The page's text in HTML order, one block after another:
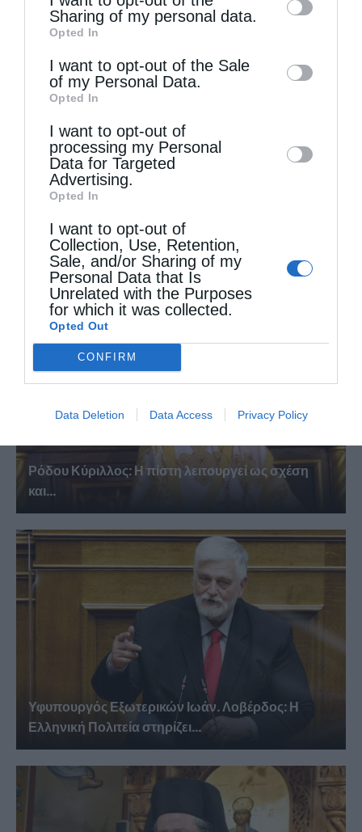
information by third parties on the IAB’s list
of downstream participants. This
information may also be disclosed by us to
third parties on theIAB’s List of
Downstream Participants
disclose it to other third parties.
Sharing of my personal data.
Opted In
I want to opt-out of the Sale
of my Personal Data.
Opted In
I want to opt-out of
processing my Personal
Data for Targeted
Advertising.
Opted In
I want to opt-out of
Collection, Use, Retention,
Sale, and/or Sharing of my
Personal Data that Is
Unrelated with the Purposes
for which it was collected.
Opted Out
CONFIRM
Data Deletion Data Access Privacy Policy
Νομιμότητα στο Άγιον Όρος...
Γόρτυνος Νικηφόρος: Προσευχόμαστε να
επικρατήσει η σύνεση –...
Ρόδου Κύριλλος: Η πίστη λειτουργεί ως σχέση
και...
Υφυπουργός Εξωτερικών Ιωάν. Λοβέρδος: Η
Ελληνική Πολιτεία στηρίζει...